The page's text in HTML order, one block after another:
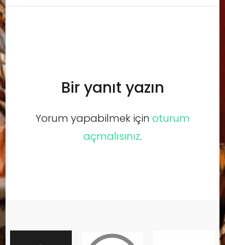
Bir yanıt yazın
Yorum yapabilmek için oturum
açmalısınız.